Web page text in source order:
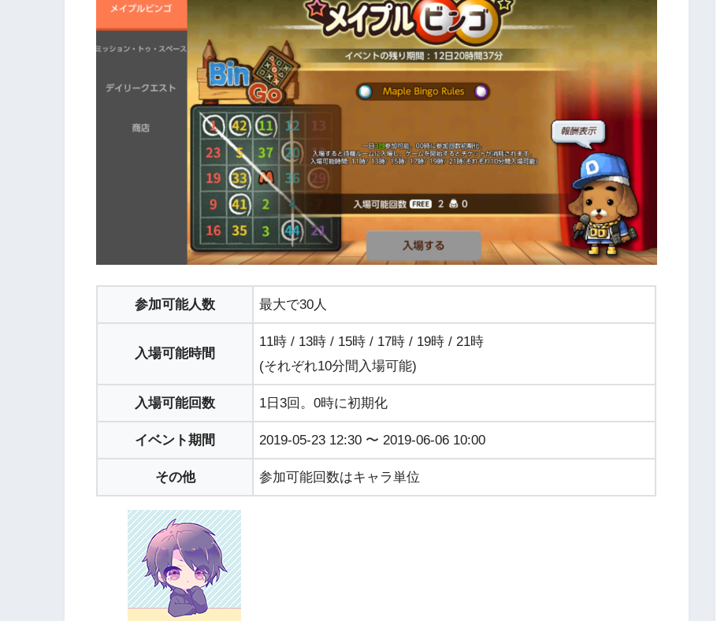
参加可能人数 最大で30人
入場可能時間
11時 / 13時 / 15時 / 17時 / 19時 / 21時
(それぞれ10分間入場可能)
入場可能回数 1日3回。0時に初期化
イベント期間 2019-05-23 12:30 〜 2019-06-06 10:00
その他 参加可能回数はキャラ単位